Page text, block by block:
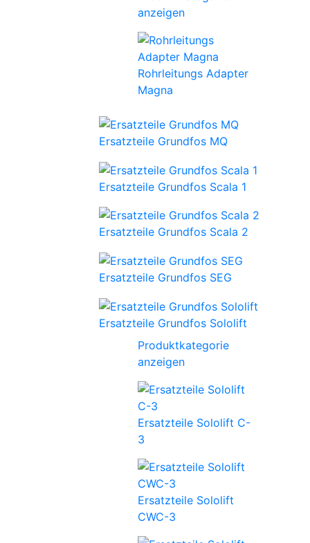
anzeigen
Rohrleitungs Adapter
Magna
Ersatzteile Grundfos MQ
Ersatzteile Grundfos Scala 1
Ersatzteile Grundfos Scala 2
Ersatzteile Grundfos SEG
Ersatzteile Grundfos Sololift
Produktkategorie
anzeigen
Ersatzteile Sololift C-
3
Ersatzteile Sololift
CWC-3